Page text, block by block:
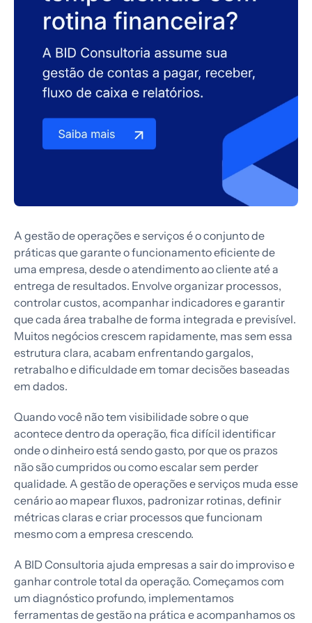
A gestão de operações e serviços é o conjunto de
práticas que garante o funcionamento eficiente de
uma empresa, desde o atendimento ao cliente até a
entrega de resultados. Envolve organizar processos,
controlar custos, acompanhar indicadores e garantir
que cada área trabalhe de forma integrada e previsível.
Muitos negócios crescem rapidamente, mas sem essa
estrutura clara, acabam enfrentando gargalos,
retrabalho e dificuldade em tomar decisões baseadas
em dados.
Quando você não tem visibilidade sobre o que
acontece dentro da operação, fica difícil identificar
onde o dinheiro está sendo gasto, por que os prazos
não são cumpridos ou como escalar sem perder
qualidade. A gestão de operações e serviços muda esse
cenário ao mapear fluxos, padronizar rotinas, definir
métricas claras e criar processos que funcionam
mesmo com a empresa crescendo.
A BID Consultoria ajuda empresas a sair do improviso e
ganhar controle total da operação. Começamos com
um diagnóstico profundo, implementamos
ferramentas de gestão na prática e acompanhamos os